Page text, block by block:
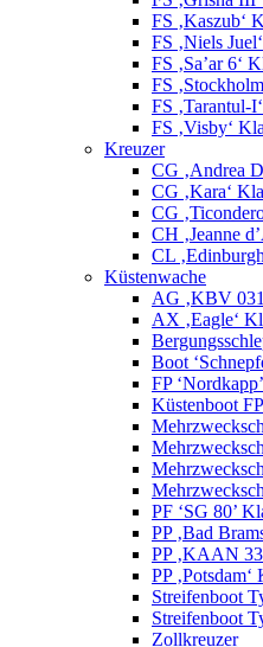
FS ‚Kaszub‘
FS ‚Niels
FS ‚Sa’ar 6‘
FS
FS ‚Tarantul-
FS ‚Visby‘
Kreuzer
CG ‚Andrea
CG ‚Kara‘
CG
CH ‚Jeanne
CL
Küstenwache
AG ‚KBV
AX ‚Eagle‘
Boot
FP
Küstenboot
PF ‘SG 80’
PP ‚Bad
PP ‚KAAN
PP ‚Potsdam‘
Streifenboot
Streifenboot
Zollkreuzer